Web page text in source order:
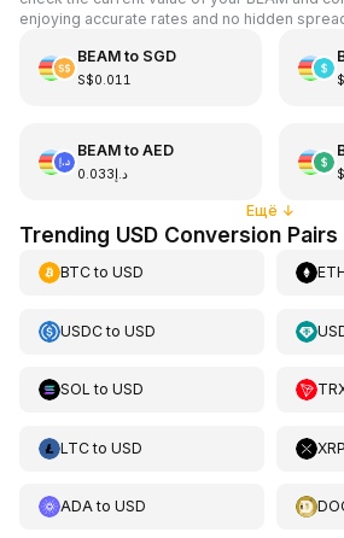
enjoying accurate rates and no hidden
BEAMto SGD
S$0.011
BEAMto AED
د.إ0.033
Ещё ↓
Trending USD Conversion Pairs
BTCto USD
USDCto USD
SOL to USD
LTCto USD XRP
ADAto USD